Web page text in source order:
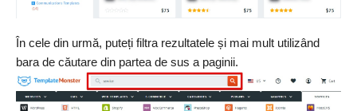
În cele din urmă, puteți filtra rezultatele și mai mult utilizând
bara de căutare din partea de sus a paginii.